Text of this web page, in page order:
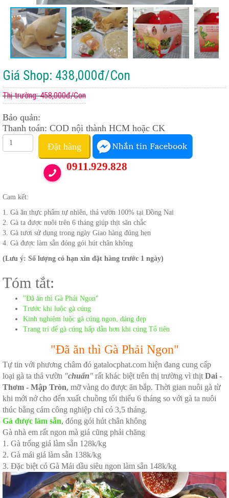
Giá Shop: 438,000đ/Con
Thị trường: 458,000đ/Con
Bảo quản:
Thanh toán: COD nội thành HCM hoặc CK
Đặt hàng
0911.929.828
Cam kết:
1. Gà ăn thực phẩm tự nhiên, thả vườn 100% tại Đồng Nai
2. Gà ta được nuôi trên 6 tháng giúp thịt săn chắc
3. Gà tươi sử dụng trong ngày Giao hàng đúng hẹn
4. Gà được làm sẵn đóng gói hút chân không
(Lưu ý: Số lượng có hạn xin đặt hàng trước 1 ngày)
Tóm tắt:
"Đã ăn thì Gà Phải Ngon"
Trước khi luộc gà cúng
Kinh nghiệm luộc gà cúng ngon, dáng đẹp
Trang trí để gà cúng hấp dẫn hơn khi cúng Tổ tiên
"Đã ăn thì Gà Phải Ngon"
Tự tin với phương châm đó gatalocphat.com hiện đang cung cấp
loại gà ta thả vườn "chuẩn" rất khác biệt trên thị trường vì thịt Dai -
Thơm - Mập Tròn, mỡ vàng do được ăn bắp. Thời gian nuôi gà từ
khi mới nở cho đến xuất chuồng tối thiểu 6 tháng so với gà ta nuôi
thúc bằng cám công nghiệp chỉ có 3,5 tháng.
Gà được làm sẵn, đóng gói hút chân không
Gà nhà em rất ngon mà giá cũng phải chăng
1. Gà trống giá làm sẵn 128k/kg
2. Gà mái giá làm sẵn 138k/kg
3. Đặc biệt có Gà Mái dầu siêu ngon làm sẵn 148k/kg